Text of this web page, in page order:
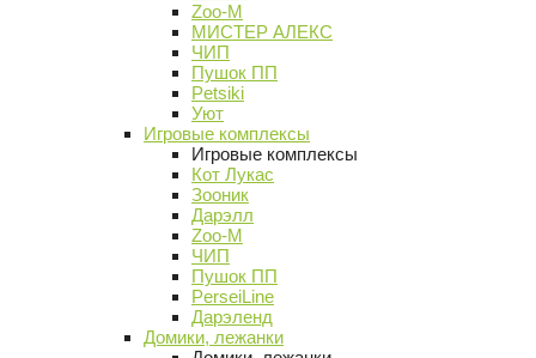
Zoo-M
МИСТЕР АЛЕКС
ЧИП
Пушок ПП
Petsiki
Уют
Игровые комплексы
Игровые комплексы
Кот Лукас
Зооник
Дарэлл
Zoo-M
ЧИП
Пушок ПП
PerseiLine
Дарэленд
Домики, лежанки